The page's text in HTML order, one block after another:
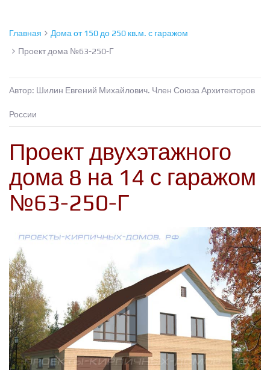
Главная
Дома от 150 до 250 кв.м. с гаражом
Проект дома №63-250-Г
Автор: Шилин Евгений Михайлович. Член Союза Архитекторов
России
Проект двухэтажного
дома 8 на 14 с гаражом
№63-250-Г